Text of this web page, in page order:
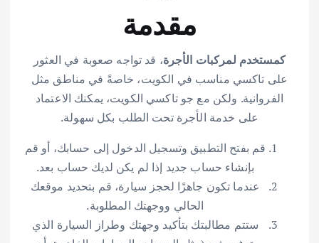
مقدمة
كمستخدم لمركبات الأجرة، قد تواجه صعوبة في العثور
على تاكسي مناسب في الكويت، خاصةً في مناطق مثل
الفروانية. ولكن مع جو تاكسي الكويت، يمكنك الاعتماد
على خدمة الأجرة تحت الطلب بكل سهولة.
قم بفتح التطبيق وتسجيل الدخول إلى حسابك، أو قم
بإنشاء حساب جديد إذا لم يكن لديك حساب بعد.
عندما تكون جاهزًا لحجز سيارة، قم بتحديد موقعك
الحالي ووجهتك المطلوبة.
ستتم مطالبتك بتأكيد وجهتك وطراز السيارة الذي